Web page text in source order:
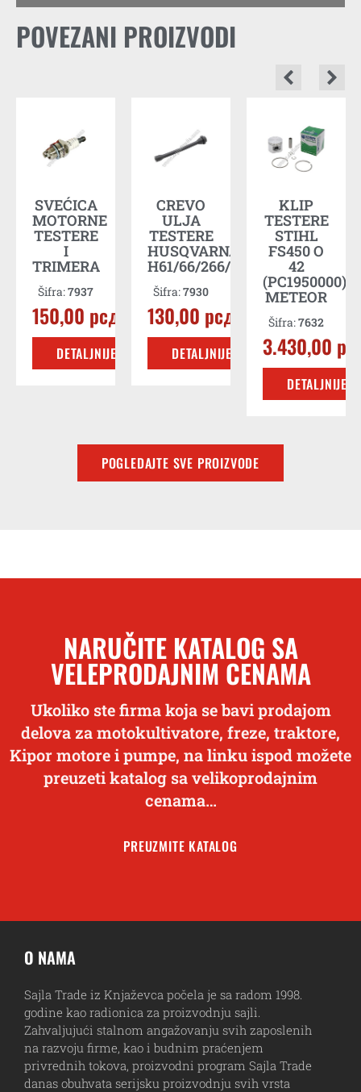
POVEZANI PROIZVODI
SVEĆICA
MOTORNE
TESTERE
I
TRIMERA
Šifra:7937
150,00 рсд
DETALJNIJE
CREVO
ULJA
TESTERE
HUSQVARNA
H61/66/266/268/281
Šifra:7930
130,00 рсд
DETALJNIJE
KLIP
TESTERE
STIHL
FS450 O
42
(PC1950000)
METEOR
Šifra:7632
3.430,00
DETALJNIJE
POGLEDAJTE SVE PROIZVODE
NARUČITE KATALOG SA
VELEPRODAJNIM CENAMA
Ukoliko ste firma koja se bavi prodajom
delova za motokultivatore, freze, traktore,
Kipor motore i pumpe, na linku ispod možete
preuzeti katalog sa velikoprodajnim
cenama…
PREUZMITE KATALOG
O NAMA
Sajla Trade iz Knjaževca počela je sa radom 1998.
godine kao radionica za proizvodnju sajli.
Zahvaljujući stalnom angažovanju svih zaposlenih
na razvoju firme, kao i budnim praćenjem
privrednih tokova, proizvodni program Sajla Trade
danas obuhvata serijsku proizvodnju svih vrsta